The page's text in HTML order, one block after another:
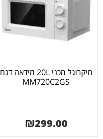
מיקרוגל מכני 20L מידאה דגם
MM720C2GS
₪299.00